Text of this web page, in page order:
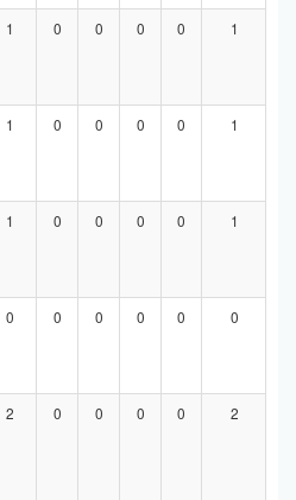
1 0 0 0 0 1
1 0 0 0 0 1
1 0 0 0 0 1
0 0 0 0 0 0
2 0 0 0 0 2